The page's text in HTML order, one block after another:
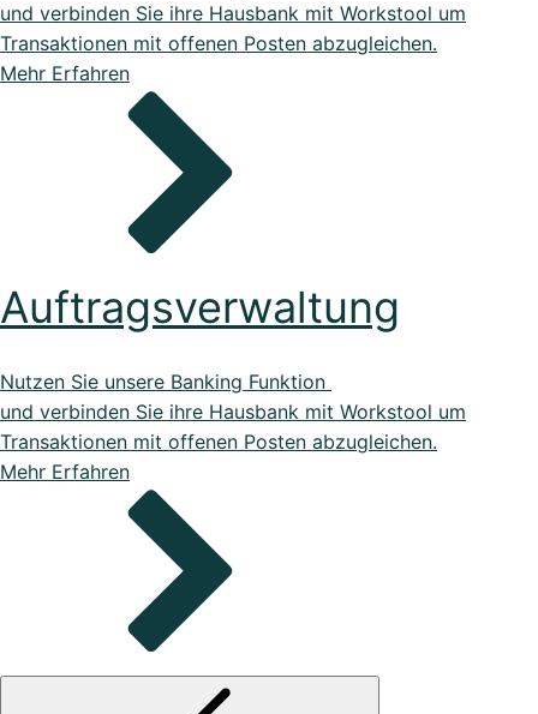
und verbinden Sie ihre Hausbank mit Workstool um
Transaktionen mit offenen Posten abzugleichen.
Mehr Erfahren
Auftragsverwaltung
Nutzen Sie unsere Banking Funktion
und verbinden Sie ihre Hausbank mit Workstool um
Transaktionen mit offenen Posten abzugleichen.
Mehr Erfahren